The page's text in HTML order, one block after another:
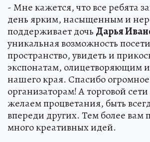
- Мне кажется, что все ребята
день ярким, насыщенным и
поддерживает дочь Дарья
уникальная возможность
пространство, увидеть и
экспонатам, олицетворяющим
нашего края. Спасибо огромное
организаторам! А торговой
желаем процветания, быть
впереди других. Тем более вам
много креативных идей.